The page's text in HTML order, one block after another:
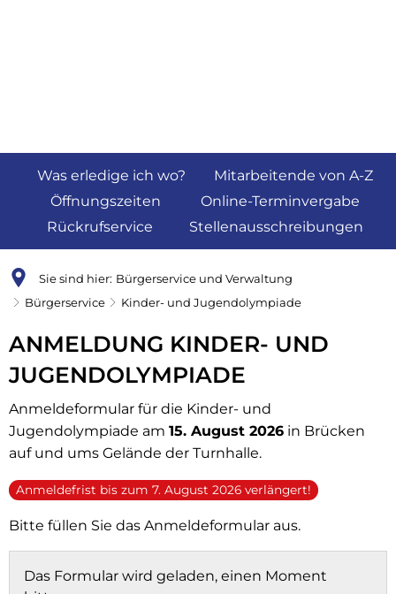
Was erledige ich wo?
Mitarbeitende von A-Z
Öffnungszeiten
Online-Terminvergabe
Rückrufservice
Stellenausschreibungen
Sie sind hier: Bürgerservice und Verwaltung
Bürgerservice
Kinder- und Jugendolympiade
Kinder-
und
Jugendolympiade
ANMELDUNG KINDER- UND
JUGENDOLYMPIADE
Anmeldeformular für die Kinder- und
Jugendolympiade am 15. August 2026 in Brücken
auf und ums Gelände der Turnhalle.
Anmeldefrist bis zum 7. August 2026 verlängert!
Bitte füllen Sie das Anmeldeformular aus.
Das Formular wird geladen, einen Moment